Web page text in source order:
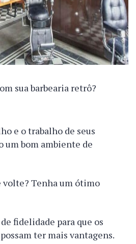
sua barbearia retrô?
e o trabalho de seus
um bom ambiente de
volte? Tenha um ótimo
fidelidade para que os
ter mais vantagens.